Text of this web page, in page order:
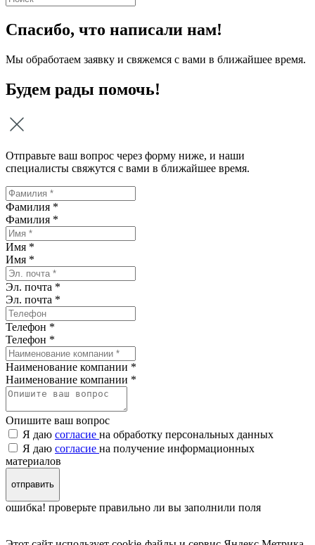
Спасибо, что написали нам!
Мы обработаем заявку и свяжемся с вами в ближайшее время.
Будем рады помочь!
Отправьте ваш вопрос через форму ниже, и наши
специалисты свяжутся с вами в ближайшее время.
Фамилия *
Фамилия *
Имя *
Имя *
Эл. почта *
Эл. почта *
Телефон *
Телефон *
Наименование компании *
Наименование компании *
Опишите ваш вопрос
Я даю согласие на обработку персональных данных
Я даю согласие на получение информационных
материалов
отправить
ошибка! проверьте правильно ли вы заполнили поля